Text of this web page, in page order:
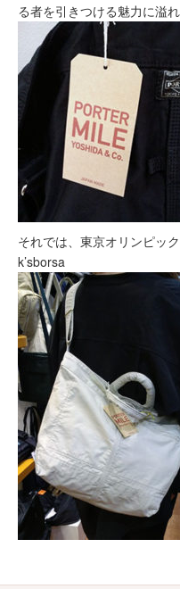
る者を引きつける魅力に
それでは、東京オリンピッ
k’sborsa